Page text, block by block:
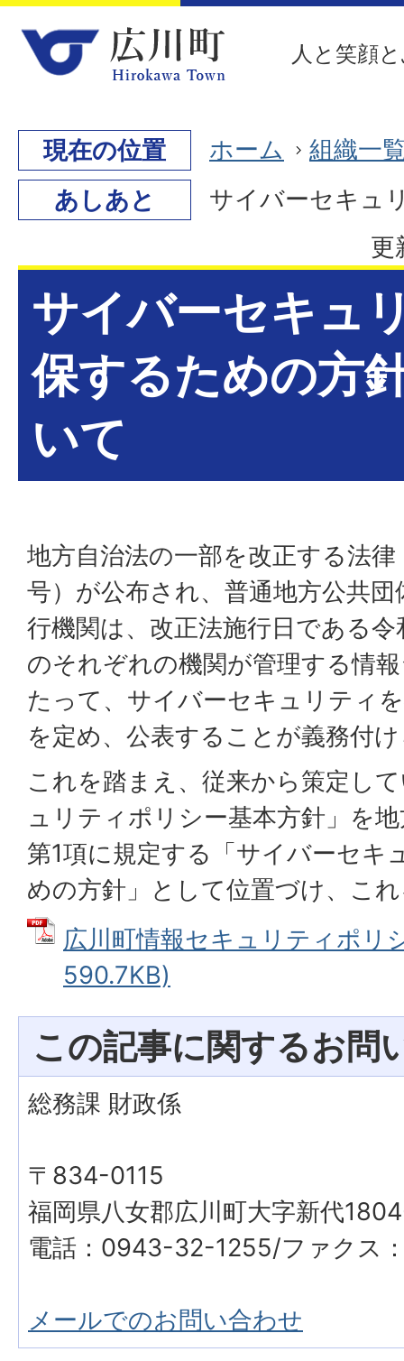
人と笑顔
現在の位置 ホーム
組織一
あしあと
サイバーセキュ
更
サイバーセキュ
保するための方
いて
地方自治法の一部を改正する法
号）が公布され、普通地方公共
行機関は、改正法施行日である
のそれぞれの機関が管理する情
たって、サイバーセキュリティ
を定め、公表することが義務付
これを踏まえ、従来から策定し
ュリティポリシー基本方針」を
第1項に規定する「サイバーセキ
めの方針」として位置づけ、こ
広川町情報セキュリティポリ
590.7KB)
この記事に関するお問
総務課 財政係
〒834-0115
福岡県八女郡広川町大字新代
電話：0943-32-1255/ファクス
メールでのお問い合わせ